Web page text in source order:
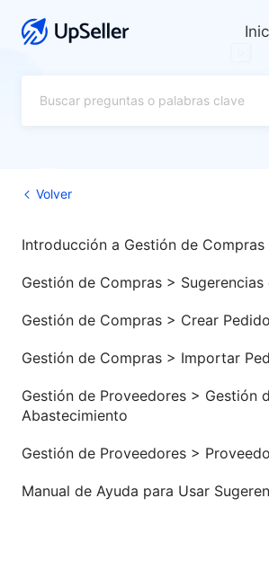
Volver
Introducción a Gestión de Compras
Gestión de Compras > Sugerencias
Gestión de Compras > Crear
Gestión de Compras > Importar
Gestión de Proveedores > Gestión
Abastecimiento
Gestión de Proveedores >
Manual de Ayuda para Usar